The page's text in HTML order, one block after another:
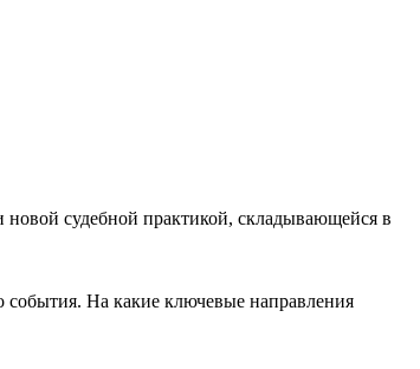
новой судебной практикой, складывающейся в
На какие ключевые направления